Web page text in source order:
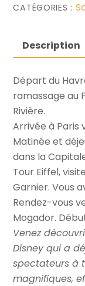
CATÉGORIES :
Description
Départ du
ramassage au
Rivière.
Arrivée à Paris
Matinée et
dans la
Tour Eiffel,
Garnier. Vous
Rendez-vous
Mogador.
Venez
Disney qui a
spectateurs à
magnifiques,